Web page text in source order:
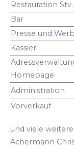
Restauration Stv.
Bar
Presse und
Kassier
Homepage
Administration
Vorverkauf
und viele
Achermann